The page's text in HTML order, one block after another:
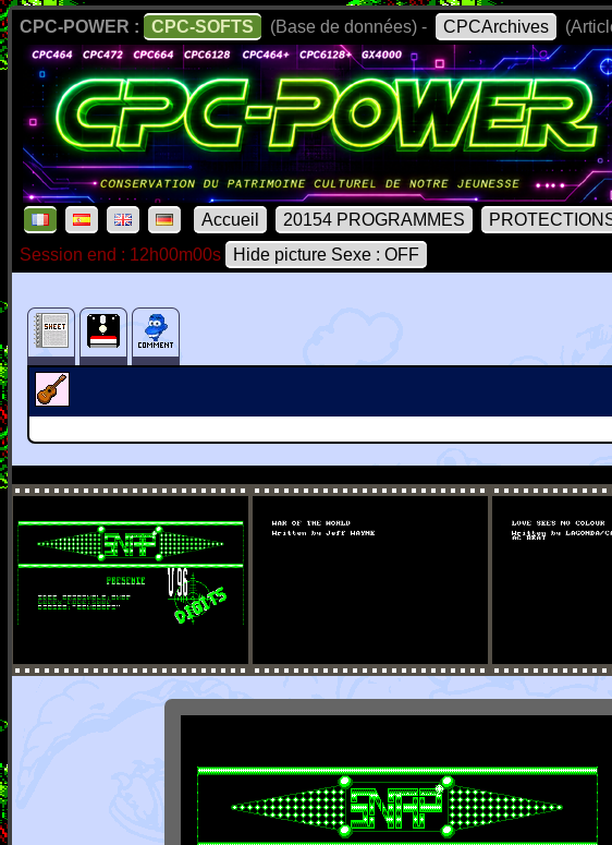
CPC-POWER : CPC-SOFTS (Base de données) - CPCArchives
Accueil 20154 PROGRAMMES
Session end : 12h00m00s
Hide picture Sexe : OFF